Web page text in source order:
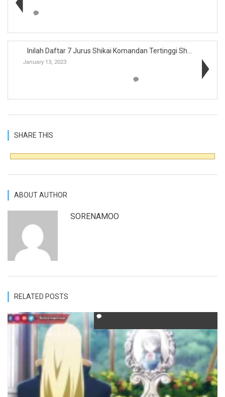
Inilah Daftar 7 Jurus Shikai Komandan Tertinggi Sh...
January 13, 2023
SHARE THIS
ABOUT AUTHOR
SORENAMOO
RELATED POSTS